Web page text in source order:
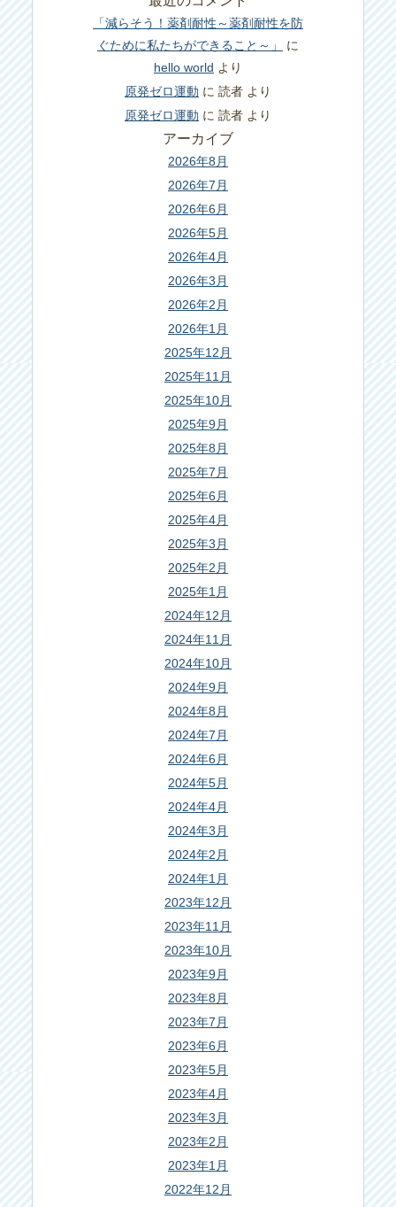
「減らそう！薬剤耐性～薬剤耐性を防
ぐために私たちができること～」
に
hello world より
原発ゼロ運動 に 読者 より
原発ゼロ運動 に 読者 より
アーカイブ
2026年8月
2026年7月
2026年6月
2026年5月
2026年4月
2026年3月
2026年2月
2026年1月
2025年12月
2025年11月
2025年10月
2025年9月
2025年8月
2025年7月
2025年6月
2025年4月
2025年3月
2025年2月
2025年1月
2024年12月
2024年11月
2024年10月
2024年9月
2024年8月
2024年7月
2024年6月
2024年5月
2024年4月
2024年3月
2024年2月
2024年1月
2023年12月
2023年11月
2023年10月
2023年9月
2023年8月
2023年7月
2023年6月
2023年5月
2023年4月
2023年3月
2023年2月
2023年1月
2022年12月